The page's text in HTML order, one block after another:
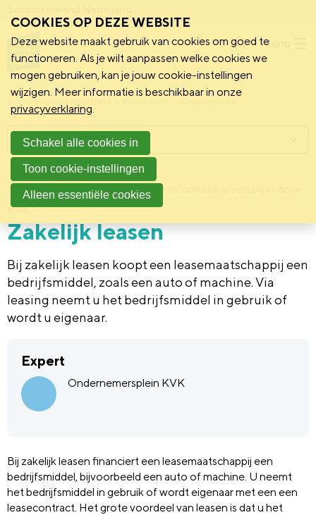
Menu
Schoonmakend Nederland
Achtergrond 13 maart 2015 Deze informatie is verstrekt door:
KVK
Zakelijk leasen
Bij zakelijk leasen koopt een leasemaatschappij een
bedrijfsmiddel, zoals een auto of machine. Via
leasing neemt u het bedrijfsmiddel in gebruik of
wordt u eigenaar.
Expert
Ondernemersplein KVK
Bij zakelijk leasen financiert een leasemaatschappij een
bedrijfsmiddel, bijvoorbeeld een auto of machine. U neemt
het bedrijfsmiddel in gebruik of wordt eigenaar met een een
leasecontract. Het grote voordeel van leasen is dat u het
Menu
COOKIES OP DEZE WEBSITE
Deze website maakt gebruik van cookies om goed te
functioneren. Als je wilt aanpassen welke cookies we
mogen gebruiken, kan je jouw cookie-instellingen
wijzigen. Meer informatie is beschikbaar in onze
privacyverklaring.
Schakel alle cookies in
Toon cookie-instellingen
Alleen essentiële cookies